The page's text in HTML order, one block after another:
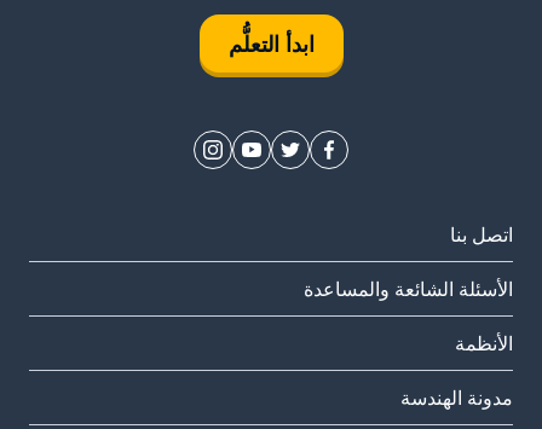
ابدأ التعلُّم
اتصل بنا
الأسئلة الشائعة والمساعدة
الأنظمة
مدونة الهندسة